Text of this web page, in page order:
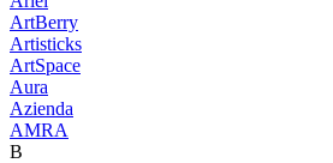
ArtBerry
Artisticks
ArtSpace
Aura
Azienda
AМRA
B